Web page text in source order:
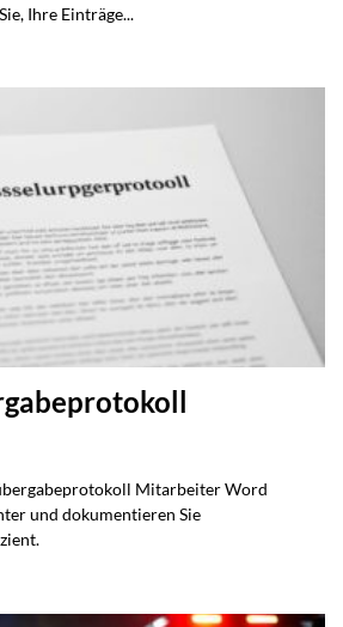
Ihre Einträge...
Mitarbeiter Word
und dokumentieren Sie